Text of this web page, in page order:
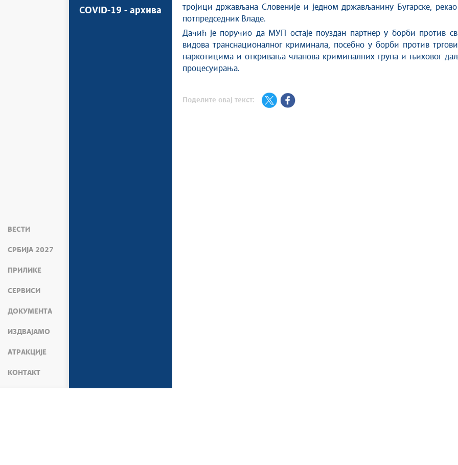
ВЕСТИ
СРБИЈА 2027
ПРИЛИКЕ
СЕРВИСИ
ДОКУМЕНТА
ИЗДВАЈАМО
АТРАКЦИЈЕ
КОНТАКТ
COVID-19 - архива
тројици држављана Словеније и једном држављанину Бугарске, рекао
потпредседник Владе.
Дачић је поручио да МУП остаје поуздан партнер у борби против
видова транснационалног криминала, посебно у борби против
наркотицима и откривања чланова криминалних група и њиховог
процесуирања.
Поделите овај текст: